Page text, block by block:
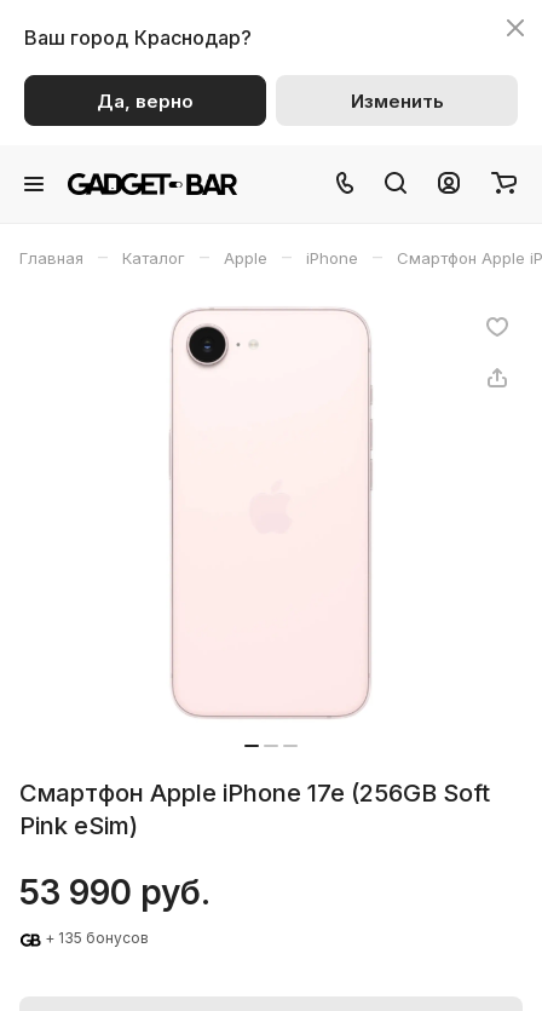
Ваш город Краснодар?
Да, верно Изменить
Главная – Каталог – Apple – iPhone – Смартфон Apple
Смартфон Apple iPhone 17e (256GB Soft
Pink eSim)
53 990 руб.
+ 135 бонусов